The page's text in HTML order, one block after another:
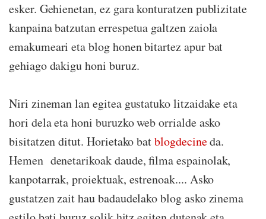
esker. Gehienetan, ez gara konturatzen publizitate
kanpaina batzutan errespetua galtzen zaiola
emakumeari eta blog honen bitartez apur bat
gehiago dakigu honi buruz.
Niri zineman lan egitea gustatuko litzaidake eta
hori dela eta honi buruzko web orrialde asko
bisitatzen ditut. Horietako batblogdecineda.
Hemen denetarikoak daude, filma espainolak,
kanpotarrak, proiektuak, estrenoak.... Asko
gustatzen zait hau badaudelako blog asko zinema